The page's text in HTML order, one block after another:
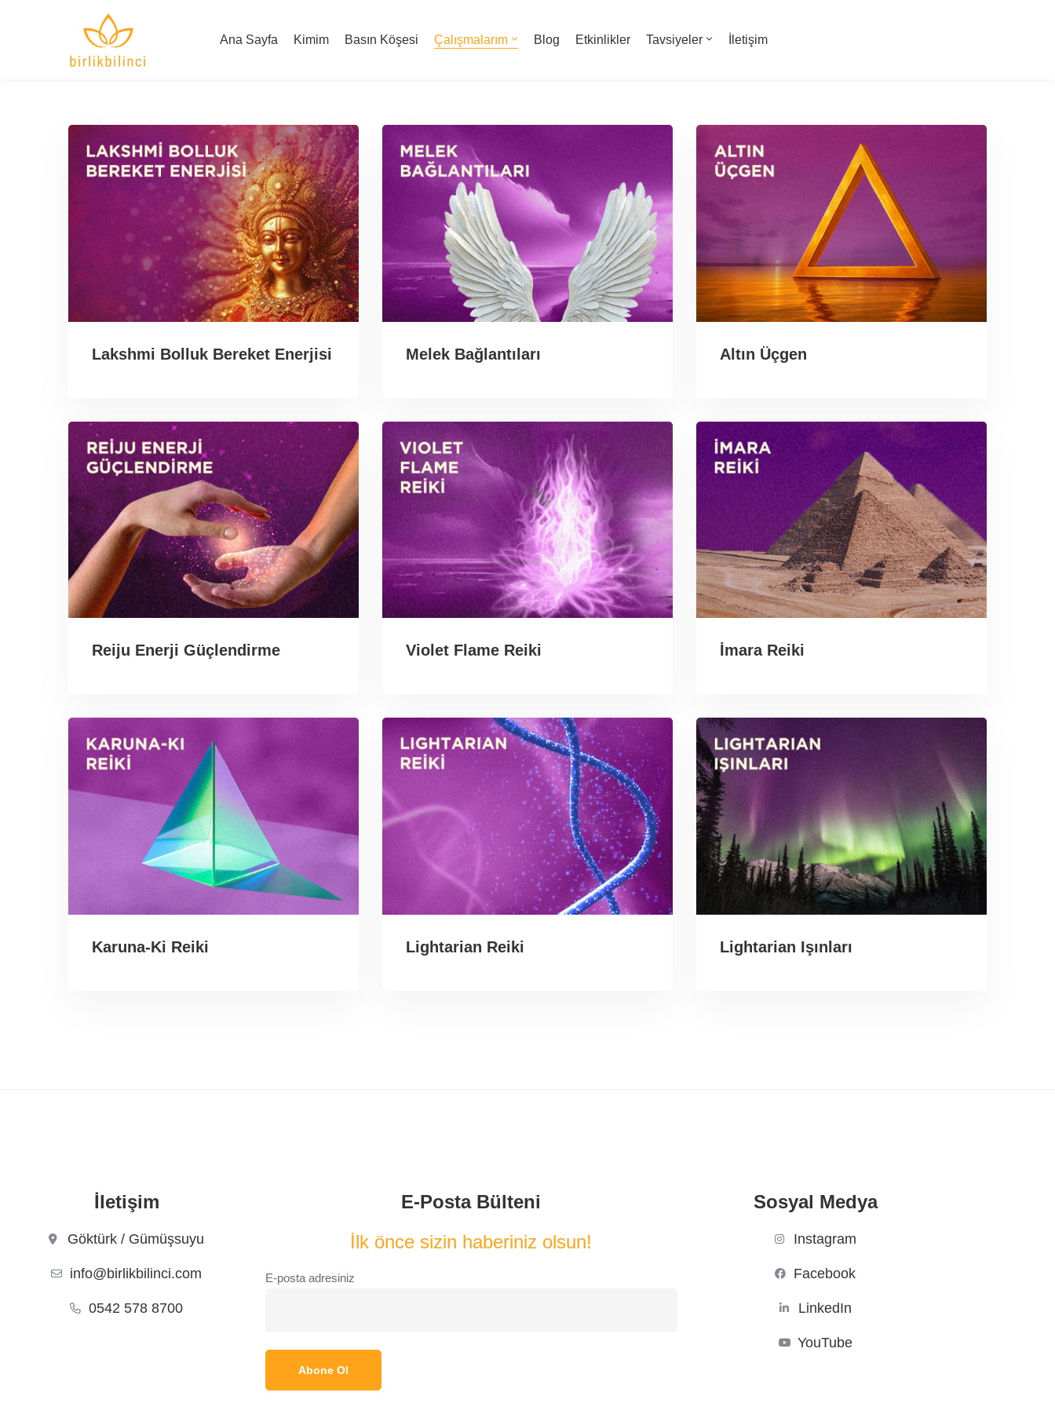
Ana Sayfa Kimim Basın Köşesi Çalışmalarım Blog Etkinlikler Tavsiyeler İletişim
Lakshmi Bolluk Bereket Enerjisi Melek Bağlantıları Altın Üçgen
Reiju Enerji Güçlendirme Violet Flame Reiki İmara Reiki
Karuna-Ki Reiki Lightarian Reiki Lightarian Işınları
İletişim
Göktürk / Gümüşsuyu
info@birlikbilinci.com
0542 578 8700
E-Posta Bülteni
İlk önce sizin haberiniz olsun!
E-posta adresiniz
Sosyal Medya
Instagram
Facebook
LinkedIn
YouTube